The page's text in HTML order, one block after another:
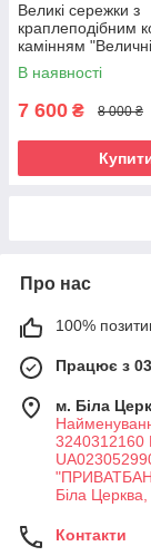
Великі сережки з
краплеподібним
камінням
В наявності
7 600 ₴ 8 000 ₴
Про нас
100%
Працює з
м. Біла
3240312160
Біла Церква,
Контакти